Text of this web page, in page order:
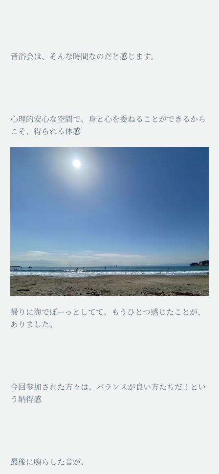
音浴会は、そんな時間なのだと感じます。
心理的安心な空間で、身と心を委ねることができるから
こそ、得られる体感
帰りに海でぼーっとしてて、もうひとつ感じたことが、
ありました。
今回参加された方々は、バランスが良い方たちだ！とい
う納得感
最後に鳴らした音が、